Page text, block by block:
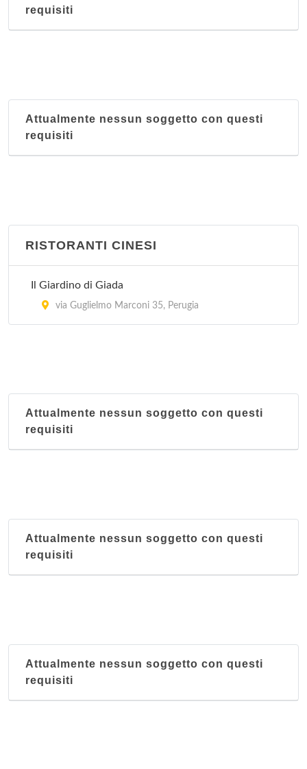
requisiti
Attualmente nessun soggetto con questi
requisiti
RISTORANTI CINESI
Il Giardino di Giada
via Guglielmo Marconi 35, Perugia
Attualmente nessun soggetto con questi
requisiti
Attualmente nessun soggetto con questi
requisiti
Attualmente nessun soggetto con questi
requisiti